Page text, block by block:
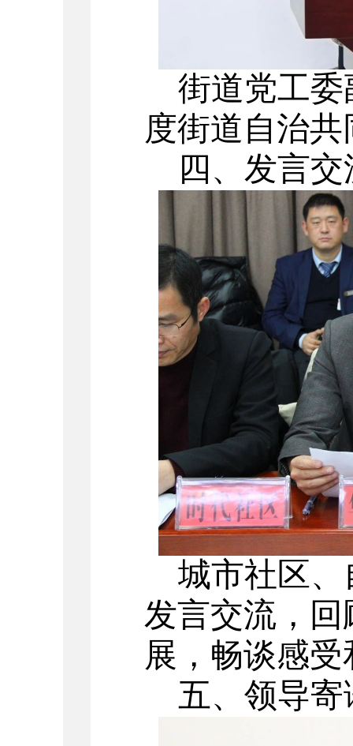
街道党工
度街道自治
四、 发言交
城市社区
发言交流，
展，畅谈感
五、 领导寄